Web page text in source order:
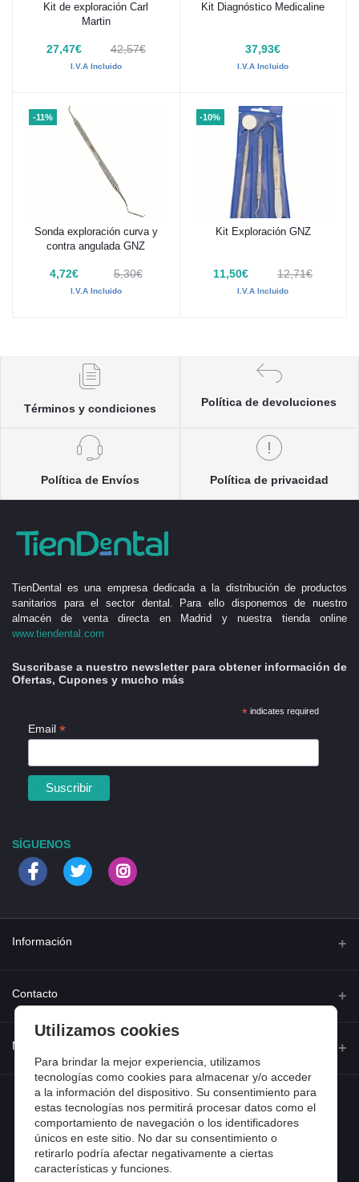
Añadir al carrito
Kit de exploración Carl
Martin
27,47€ 42,57€
I.V.A Incluido
Añadir al carrito
Kit Diagnóstico Medicaline
37,93€
I.V.A Incluido
-11%
Añadir al carrito
Sonda exploración curva y
contra angulada GNZ
4,72€ 5,30€
I.V.A Incluido
-10%
Añadir al carrito
Kit Exploración GNZ
11,50€ 12,71€
I.V.A Incluido
Términos y condiciones
Política de devoluciones
Política de Envíos Política de privacidad
TienDental es una empresa dedicada a la distribución de productos
sanitarios para el sector dental. Para ello disponemos de nuestro
almacén de venta directa en Madrid y nuestra tienda online
www.tiendental.com
Suscribase a nuestro newsletter para obtener información de
Ofertas, Cupones y mucho más
*indicates required
Email *
SÍGUENOS
Información
Quienes somos
Preguntas frecuentes
Entradas de blog
Contacto
Calle Ferraz 42, Madrid
Teléfono
918 13 81 81
Email
info@tiendental.com
Mi cuenta
Iniciar sesión
Historial de pedidos
Mi lista de compra
Utilizamos cookies
Para brindar la mejor experiencia, utilizamos
tecnologías como cookies para almacenar y/o acceder
a la información del dispositivo. Su consentimiento para
estas tecnologías nos permitirá procesar datos como el
comportamiento de navegación o los identificadores
únicos en este sitio. No dar su consentimiento o
retirarlo podría afectar negativamente a ciertas
características y funciones.